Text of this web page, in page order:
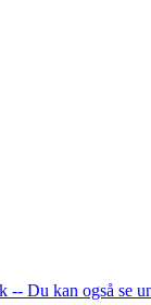
-- Du kan også se